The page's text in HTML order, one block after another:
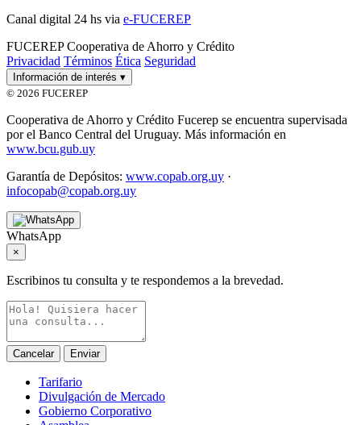
Canal digital 24 hs via e-FUCEREP
FUCEREP Cooperativa de Ahorro y Crédito
Privacidad Términos Ética Seguridad
Información de interés ▾
© 2026 FUCEREP
Cooperativa de Ahorro y Crédito Fucerep se encuentra supervisada
por el Banco Central del Uruguay. Más información en
www.bcu.gub.uy
Garantía de Depósitos: www.copab.org.uy ·
infocopab@copab.org.uy
WhatsApp
×
Escribinos tu consulta y te respondemos a la brevedad.
Cancelar Enviar
Tarifario
Divulgación de Mercado
Gobierno Corporativo